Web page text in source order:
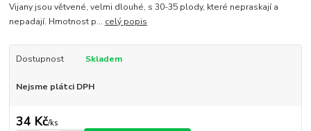
Vijany jsou větvené, velmi dlouhé, s 30-35 plody, které nepraskají a
nepadají. Hmotnost p... celý popis
Dostupnost Skladem
Nejsme plátci DPH
34 Kč/ks